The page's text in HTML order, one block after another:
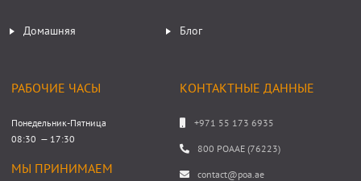
Домашняя Блог
РАБОЧИЕ ЧАСЫ
Понедельник-Пятница
08:30 — 17:30
МЫ ПРИНИМАЕМ
КОНТАКТНЫЕ ДАННЫЕ
+971 55 173 6935
800 POAAE (76223)
contact@poa.ae